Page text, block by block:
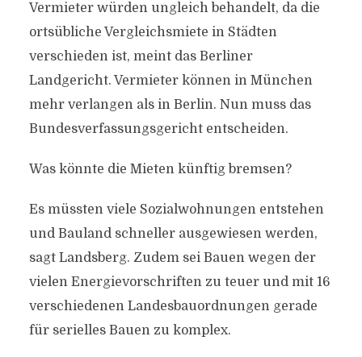
Vermieter würden ungleich behandelt, da die
ortsübliche Vergleichsmiete in Städten
verschieden ist, meint das Berliner
Landgericht. Vermieter können in München
mehr verlangen als in Berlin. Nun muss das
Bundesverfassungsgericht entscheiden.
Was könnte die Mieten künftig bremsen?
Es müssten viele Sozialwohnungen entstehen
und Bauland schneller ausgewiesen werden,
sagt Landsberg. Zudem sei Bauen wegen der
vielen Energievorschriften zu teuer und mit 16
verschiedenen Landesbauordnungen gerade
für serielles Bauen zu komplex.